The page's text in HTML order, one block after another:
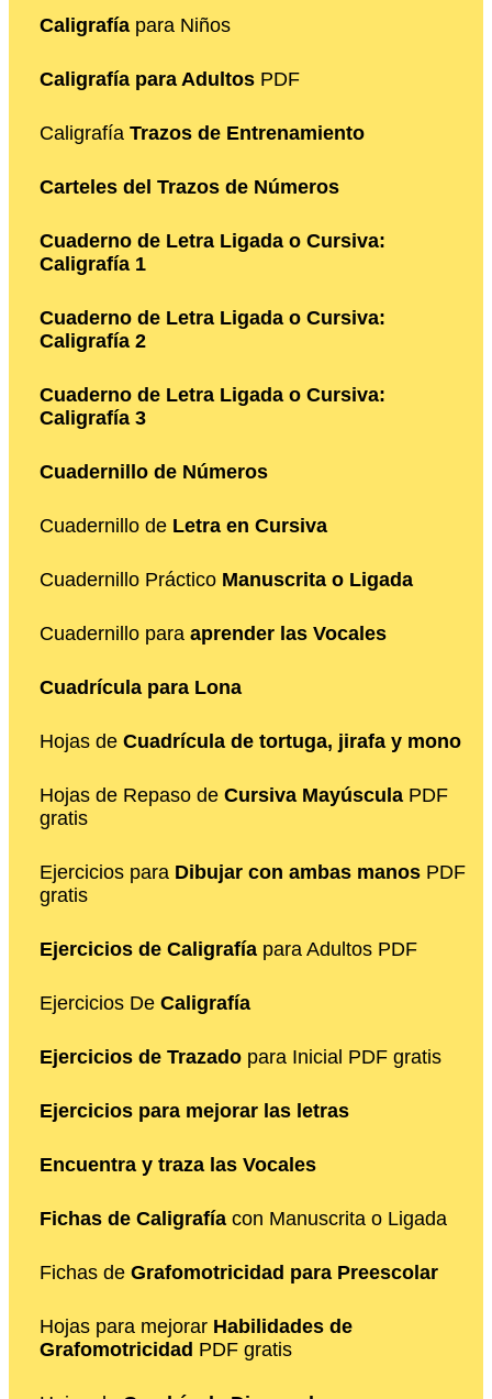
Caligrafía para Niños
Caligrafía para Adultos PDF
Caligrafía Trazos de Entrenamiento
Carteles del Trazos de Números
Cuaderno de Letra Ligada o Cursiva:
Caligrafía 1
Cuaderno de Letra Ligada o Cursiva:
Caligrafía 2
Cuaderno de Letra Ligada o Cursiva:
Caligrafía 3
Cuadernillo de Números
Cuadernillo de Letra en Cursiva
Cuadernillo Práctico Manuscrita o Ligada
Cuadernillo para aprender las Vocales
Cuadrícula para Lona
Hojas de Cuadrícula de tortuga, jirafa y mono
Hojas de Repaso de Cursiva Mayúscula PDF
gratis
Ejercicios para Dibujar con ambas manos PDF
gratis
Ejercicios de Caligrafía para Adultos PDF
Ejercicios De Caligrafía
Ejercicios de Trazado para Inicial PDF gratis
Ejercicios para mejorar las letras
Encuentra y traza las Vocales
Fichas de Caligrafía con Manuscrita o Ligada
Fichas de Grafomotricidad para Preescolar
Hojas para mejorar Habilidades de
Grafomotricidad PDF gratis